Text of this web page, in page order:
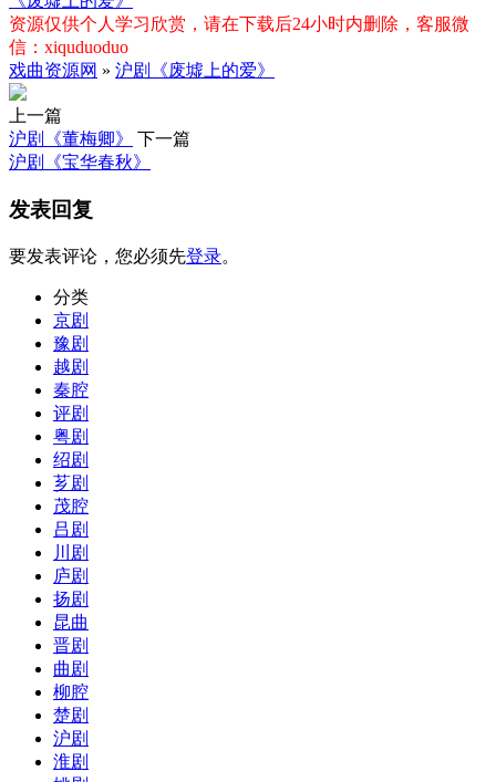
资源仅供个人学习欣赏，请在下载后24小时内删除，客服微
信：xiquduoduo
戏曲资源网 » 沪剧《废墟上的爱》
上一篇
沪剧《董梅卿》
下一篇
沪剧《宝华春秋》
发表回复
要发表评论，您必须先登录。
分类
京剧
豫剧
越剧
秦腔
评剧
粤剧
绍剧
芗剧
茂腔
吕剧
川剧
庐剧
扬剧
昆曲
晋剧
曲剧
柳腔
楚剧
沪剧
淮剧